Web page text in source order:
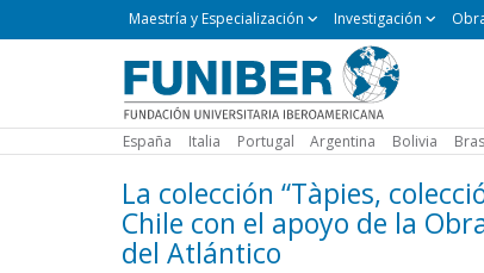
Maestría
Maestría y Especialización Investigación
España Italia Portugal Argentina Bolivia
La colección “Tàpies,
Chile con el apoyo de la
del Atlántico